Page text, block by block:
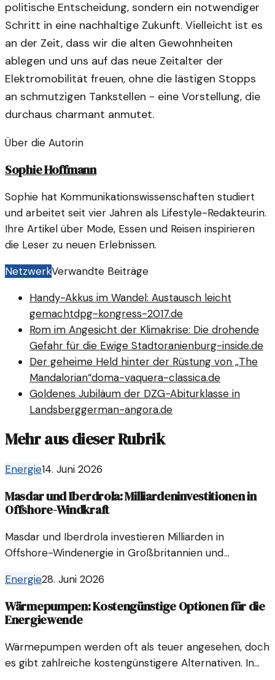
politische Entscheidung, sondern ein notwendiger
Schritt in eine nachhaltige Zukunft. Vielleicht ist es
an der Zeit, dass wir die alten Gewohnheiten
ablegen und uns auf das neue Zeitalter der
Elektromobilität freuen, ohne die lästigen Stopps
an schmutzigen Tankstellen - eine Vorstellung, die
durchaus charmant anmutet.
Über die Autorin
Sophie Hoffmann
Sophie hat Kommunikationswissenschaften studiert
und arbeitet seit vier Jahren als Lifestyle-Redakteurin.
Ihre Artikel über Mode, Essen und Reisen inspirieren
die Leser zu neuen Erlebnissen.
NetzwerkVerwandte Beiträge
Handy-Akkus im Wandel: Austausch leicht
gemachtdpg-kongress-2017.de
Rom im Angesicht der Klimakrise: Die drohende
Gefahr für die Ewige Stadtoranienburg-inside.de
Der geheime Held hinter der Rüstung von „The
Mandalorian“doma-vaquera-classica.de
Goldenes Jubiläum der DZG-Abiturklasse in
Landsberggerman-angora.de
Mehr aus dieser Rubrik
Energie14. Juni 2026
Masdar und Iberdrola: Milliardeninvestitionen in
Offshore-Windkraft
Masdar und Iberdrola investieren Milliarden in
Offshore-Windenergie in Großbritannien und
Energiemarkt revolutionieren.
Energie28. Juni 2026
Wärmepumpen: Kostengünstige Optionen für die
Energiewende
Wärmepumpen werden oft als teuer angesehen, doch
es gibt zahlreiche kostengünstigere Alternativen. In